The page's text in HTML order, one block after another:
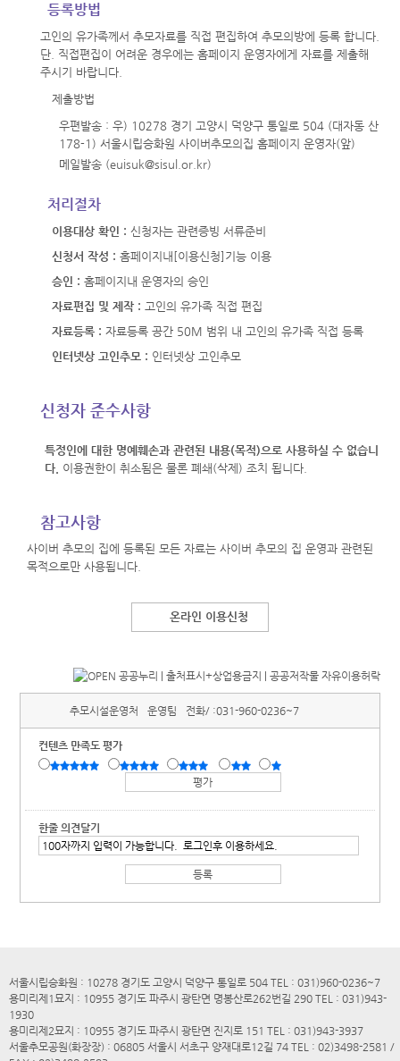
등록방법
고인의 유가족께서 추모자료를 직접 편집하여 추모의방에 등록 합니다.
단. 직접편집이 어려운 경우에는 홈페이지 운영자에게 자료를 제출해
주시기 바랍니다.
제출방법
우편발송 : 우) 10278 경기 고양시 덕양구 통일로 504 (대자동 산
178-1) 서울시립승화원 사이버추모의집 홈페이지 운영자(앞)
메일발송 (euisuk@sisul.or.kr)
처리절차
이용대상 확인 : 신청자는 관련증빙 서류준비
신청서 작성 : 홈페이지내[이용신청]기능 이용
승인 : 홈페이지내 운영자의 승인
자료편집 및 제작 : 고인의 유가족 직접 편집
자료등록 : 자료등록 공간 50M 범위 내 고인의 유가족 직접 등록
인터넷상 고인추모 : 인터넷상 고인추모
신청자 준수사항
특정인에 대한 명예훼손과 관련된 내용(목적)으로 사용하실 수 없습니
다. 이용권한이 취소됨은 물론 폐쇄(삭제) 조치 됩니다.
참고사항
사이버 추모의 집에 등록된 모든 자료는 사이버 추모의 집 운영과 관련된
목적으로만 사용됩니다.
온라인 이용신청
추모시설운영처 운영팀 전화/ :031-960-0236~7
컨텐츠 만족도 평가
한줄 의견달기
서울시립승화원 : 10278 경기도 고양시 덕양구 통일로 504 TEL : 031)960-0236~7
용미리제1묘지 : 10955 경기도 파주시 광탄면 명봉산로262번길 290 TEL : 031)943-
1930
용미리제2묘지 : 10955 경기도 파주시 광탄면 진지로 151 TEL : 031)943-3937
서울추모공원(화장장) : 06805 서울시 서초구 양재대로12길 74 TEL : 02)3498-2581 /